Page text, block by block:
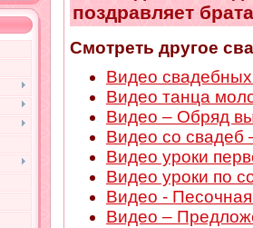
поздравляет
Смотреть другое
Видео свадебных
Видео танца
Видео – Обряд
Видео со свадеб
Видео уроки
Видео уроки по
Видео -
Видео –